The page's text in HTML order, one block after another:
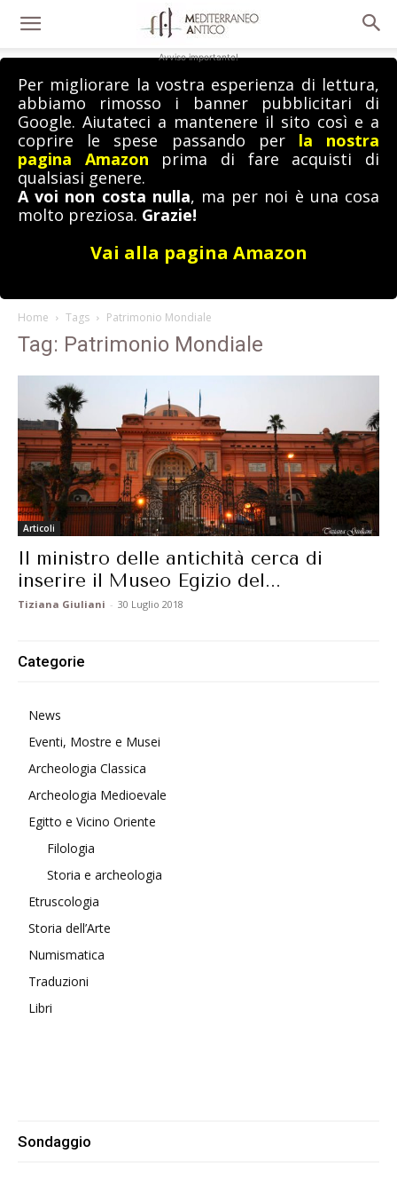
Avviso importante!
Per migliorare la vostra esperienza di lettura,
abbiamo rimosso i banner pubblicitari di
Google. Aiutateci a mantenere il sito così e a
coprire le spese passando per la nostra
pagina Amazon prima di fare acquisti di
qualsiasi genere.
A voi non costa nulla, ma per noi è una cosa
molto preziosa. Grazie!
Vai alla pagina Amazon
Home Tags Patrimonio Mondiale
Tag: Patrimonio Mondiale
Articoli
Il ministro delle antichità cerca di
inserire il Museo Egizio del...
Tiziana Giuliani - 30 Luglio 2018
Categorie
News
Eventi, Mostre e Musei
Archeologia Classica
Archeologia Medioevale
Egitto e Vicino Oriente
Filologia
Storia e archeologia
Etruscologia
Storia dell’Arte
Numismatica
Traduzioni
Libri
Sondaggio